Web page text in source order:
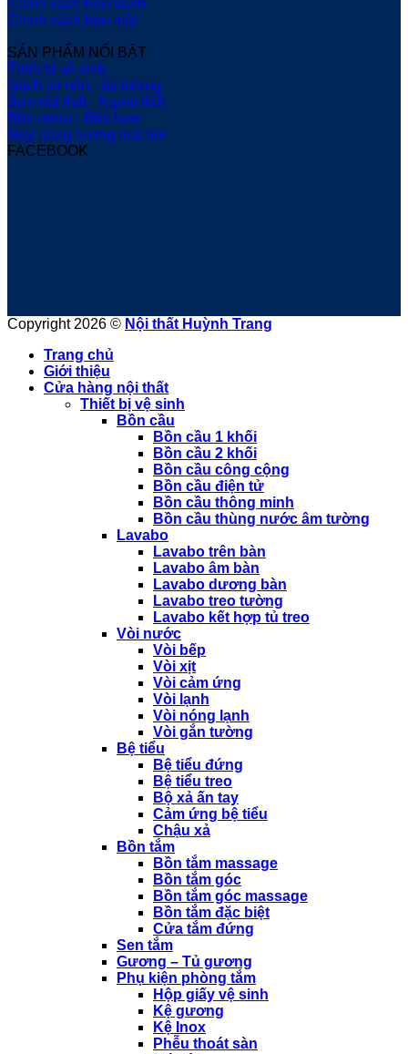
Chính sách bảo hành
Chính sách bảo mật
SẢN PHẨM NỔI BẬT
Thiết bị vệ sinh
Gạch lát nền - ốp tường
Sơn nội thất - Ngoại thất
Bồn nhựa - Bồn Inox
Máy năng lượng mặt trời
FACEBOOK
Copyright 2026 © Nội thất Huỳnh Trang
Trang chủ
Giới thiệu
Cửa hàng nội thất
Thiết bị vệ sinh
Bồn cầu
Bồn cầu 1 khối
Bồn cầu 2 khối
Bồn cầu công cộng
Bồn cầu điện tử
Bồn cầu thông minh
Bồn cầu thùng nước âm tường
Lavabo
Lavabo trên bàn
Lavabo âm bàn
Lavabo dương bàn
Lavabo treo tường
Lavabo kết hợp tủ treo
Vòi nước
Vòi bếp
Vòi xịt
Vòi cảm ứng
Vòi lạnh
Vòi nóng lạnh
Vòi gắn tường
Bệ tiểu
Bệ tiểu đứng
Bệ tiểu treo
Bộ xả ấn tay
Cảm ứng bệ tiểu
Chậu xả
Bồn tắm
Bồn tắm massage
Bồn tắm góc
Bồn tắm góc massage
Bồn tắm đặc biệt
Cửa tắm đứng
Sen tắm
Gương – Tủ gương
Phụ kiện phòng tắm
Hộp giấy vệ sinh
Kệ gương
Kệ Inox
Phễu thoát sàn